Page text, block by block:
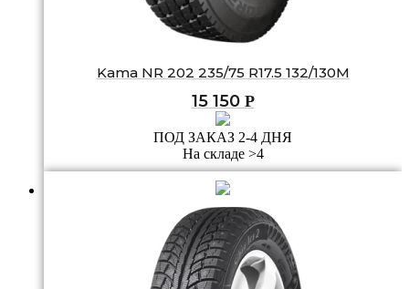
Kama NR 202 235/75 R17.5 132/130M
15 150 Р
ПОД ЗАКАЗ 2-4 ДНЯ
На складе >4